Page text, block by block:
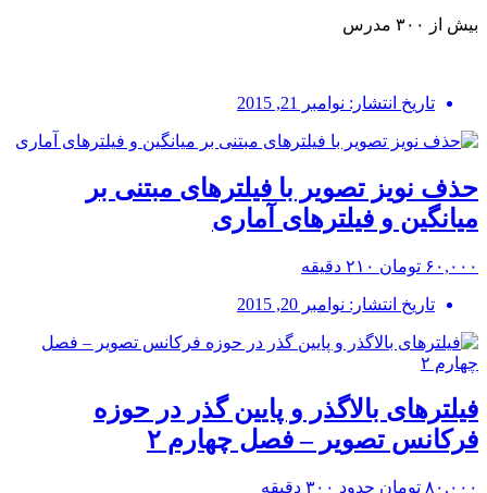
بیش از ۳۰۰ مدرس
تاریخ انتشار: نوامبر 21, 2015
حذف نویز تصویر با فیلترهای مبتنی بر
میانگین و فیلترهای آماری
۶۰,۰۰۰ تومان ۲۱۰ دقیقه
تاریخ انتشار: نوامبر 20, 2015
فیلترهای بالاگذر و پایین گذر در حوزه
فرکانس تصویر – فصل چهارم ۲
۸۰,۰۰۰ تومان حدود ۳۰۰ دقیقه